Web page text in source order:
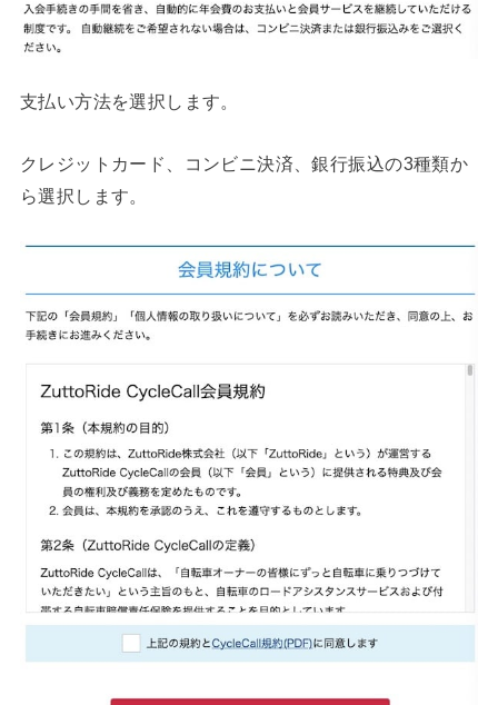
支払い方法を選択します。
クレジットカード、コンビニ決済、銀行振込の3種類か
ら選択します。